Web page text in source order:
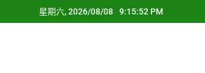
to
星期六, 2026/08/08 9:15:53 PM